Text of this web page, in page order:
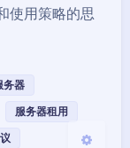
浅阴影 深阴影
使用策略的思
务器
服务器租用